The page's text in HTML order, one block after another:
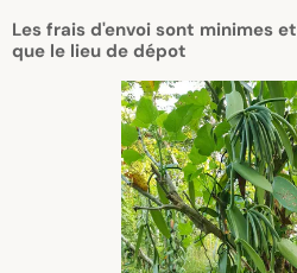
Les frais d'envoi sont minimes
que le lieu de dépot